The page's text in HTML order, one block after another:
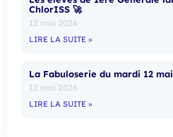
ChlorISS 🚀
12 mai 2026
LIRE LA SUITE »
La Fabuloserie du mardi 12 mai
12 mai 2026
LIRE LA SUITE »